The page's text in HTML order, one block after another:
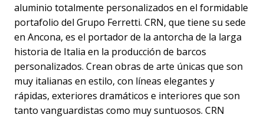
aluminio totalmente personalizados en el formidable
portafolio del Grupo Ferretti. CRN, que tiene su sede
en Ancona, es el portador de la antorcha de la larga
historia de Italia en la producción de barcos
personalizados. Crean obras de arte únicas que son
muy italianas en estilo, con líneas elegantes y
rápidas, exteriores dramáticos e interiores que son
tanto vanguardistas como muy suntuosos. CRN